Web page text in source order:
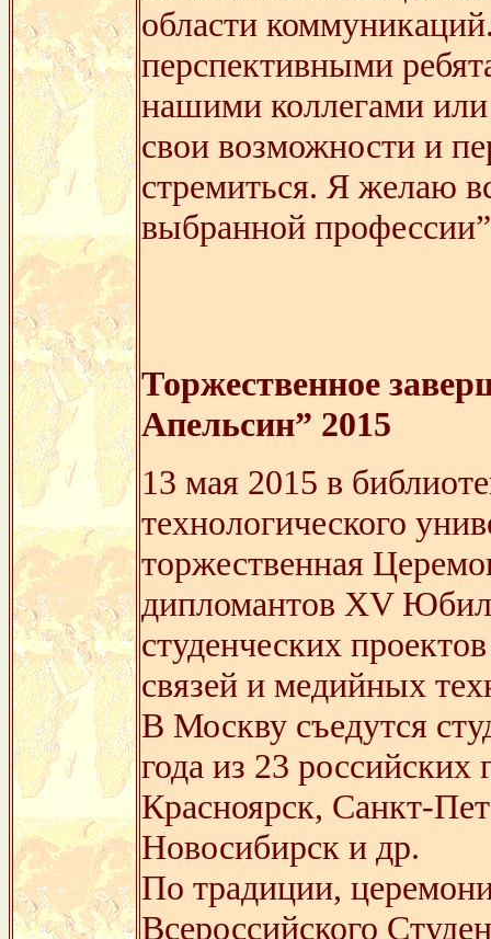
области
перспективными
нашими коллегами
свои возможности и
стремиться. Я желаю
выбранной профессии”
Торжественное
Апельсин” 2015
13 мая 2015 в
технологического
торжественная
дипломантов XV
студенческих
связей и медийных
В Москву съедутся
года из 23 российских
Красноярск, Санкт-
Новосибирск и др.
По традиции,
Всероссийского